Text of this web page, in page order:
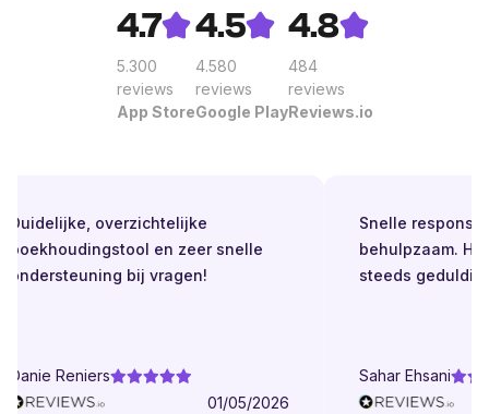
4.7
5.300
reviews
App Store
4.5
4.580
reviews
Google Play
4.8
484
reviews
Reviews.io
Duidelijke, overzichtelijke
boekhoudingstool en zeer snelle
ondersteuning bij vragen!
Danie Reniers
01/05/2026
Snelle respons.
behulpzaam.
steeds geduldig.
Sahar Ehsani